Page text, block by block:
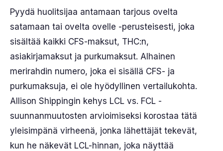
Pyydä huolitsijaa antamaan tarjous ovelta
satamaan tai ovelta ovelle -perusteisesti, joka
sisältää kaikki CFS-maksut, THC:n,
asiakirjamaksut ja purkumaksut. Alhainen
merirahdin numero, joka ei sisällä CFS- ja
purkumaksuja, ei ole hyödyllinen vertailukohta.
Allison Shippingin kehys LCL vs. FCL -
suunnanmuutosten arvioimiseksi korostaa tätä
yleisimpänä virheenä, jonka lähettäjät tekevät,
kun he näkevät LCL-hinnan, joka näyttää